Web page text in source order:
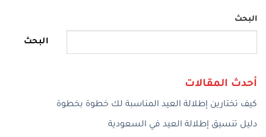
البحث
البحث
أحدث المقالات
كيف تختارين إطلالة العيد المناسبة لك خطوة بخطوة
دليل تنسيق إطلالة العيد في السعودية